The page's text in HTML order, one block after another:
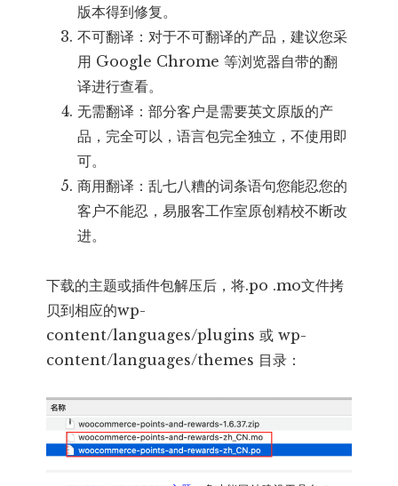
版本得到修复。
不可翻译：对于不可翻译的产品，建议您采
用 Google Chrome 等浏览器自带的翻
译进行查看。
无需翻译：部分客户是需要英文原版的产
品，完全可以，语言包完全独立，不使用即
可。
商用翻译：乱七八糟的词条语句您能忍您的
客户不能忍，易服客工作室原创精校不断改
进。
下载的主题或插件包解压后，将.po .mo文件拷
贝到相应的wp-
content/languages/plugins 或 wp-
content/languages/themes 目录：